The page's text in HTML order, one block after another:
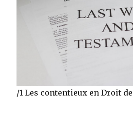
/1 Les contentieux en Droit